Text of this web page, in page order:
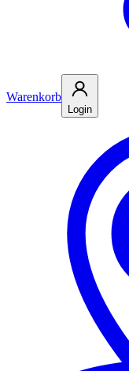
Warenkorb
Login